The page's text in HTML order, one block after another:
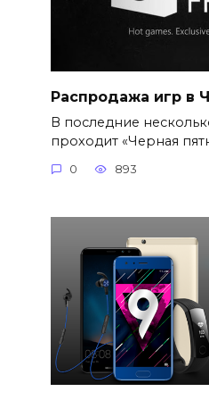
Распродажа игр в
В последние
проходит «Черная
0 893